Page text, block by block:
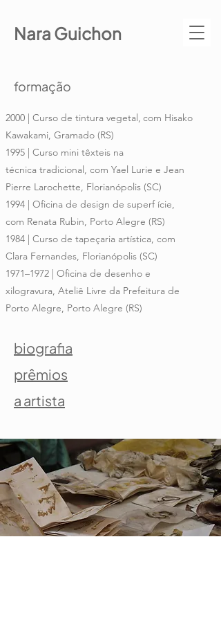
Nara Guichon
formação
2000 | Curso de tintura vegetal, com Hisako
Kawakami, Gramado (RS)
1995 | Curso mini têxteis na
técnica tradicional, com Yael Lurie e Jean
Pierre Larochette, Florianópolis (SC)
1994 | Oficina de design de superf ície,
com Renata Rubin, Porto Alegre (RS)
1984 | Curso de tapeçaria artística, com
Clara Fernandes, Florianópolis (SC)
1971–1972 | Oficina de desenho e
xilogravura, Ateliê Livre da Prefeitura de
Porto Alegre, Porto Alegre (RS)
biografia
prêmios
a artista